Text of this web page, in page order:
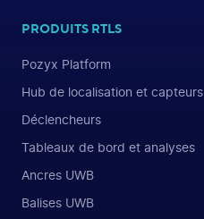
PRODUITS RTLS
Pozyx Platform
Hub de localisation et capteurs
Déclencheurs
Tableaux de bord et analyses
Ancres UWB
Balises UWB